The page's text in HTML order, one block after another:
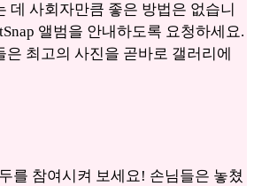
데 사회자만큼 좋은 방법은 없습니
앨범을 안내하도록 요청하세요.
최고의 사진을 곧바로 갤러리에
를 참여시켜 보세요! 손님들은 놓쳤